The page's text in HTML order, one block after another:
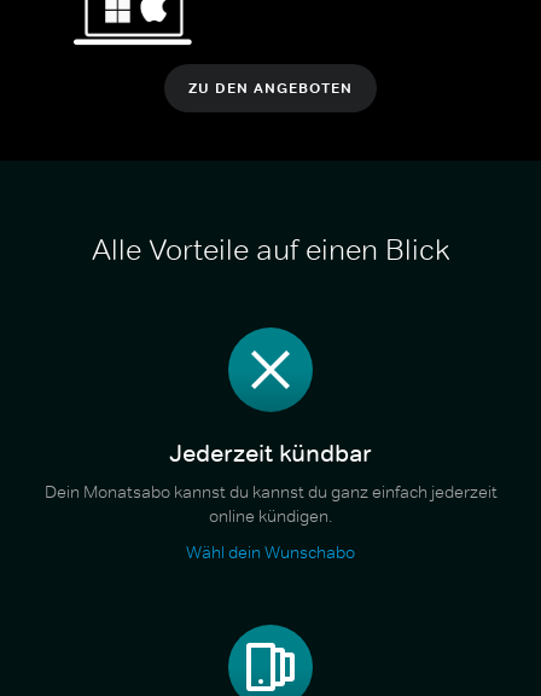
ZU DEN ANGEBOTEN
Alle Vorteile auf einen Blick
Jederzeit kündbar
Dein Monatsabo kannst du kannst du ganz einfach jederzeit
online kündigen.
Wähl dein Wunschabo